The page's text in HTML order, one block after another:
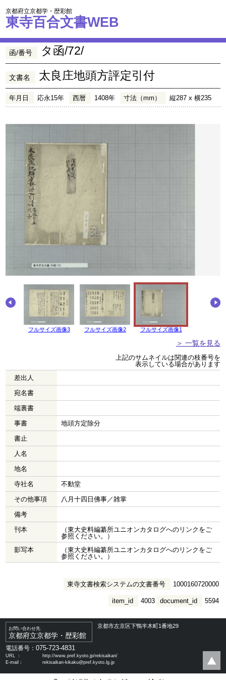
京都府立京都学・歴彩館
東寺百合文書WEB
函/番号 タ函/72/
文書名 太良庄地頭方評定引付
年月日 応永15年 西暦 1408年 寸法（mm） 縦287 x 横235
フルサイズ画像3 フルサイズ画像2 フルサイズ画像1
＞ 一覧を見る
上記のサムネイルは関連の枝番号を
表示している場合があります
差出人
宛名書
端裏書
事書
地頭方定除分
書止
人名
地名
寺社名
不動堂
その他事項
八月十四日佛事／雑掌
備考
刊本
（東大史料編纂所ユニオンカタログへのリンクをご
参照ください。）
影写本
（東大史料編纂所ユニオンカタログへのリンクをご
参照ください。）
東寺文書検索システムの文書番号 1000160720000
document_id 5594
item_id 4003
お問い合わせ先
京都府立京都学・歴彩館
京都市左京区下鴨半木町1番地29
電話番号：075-723-4831
URL ：
http://www.pref.kyoto.jp/rekisaikan/
E-mail：
rekisaikan-kikaku@pref.kyoto.lg.jp